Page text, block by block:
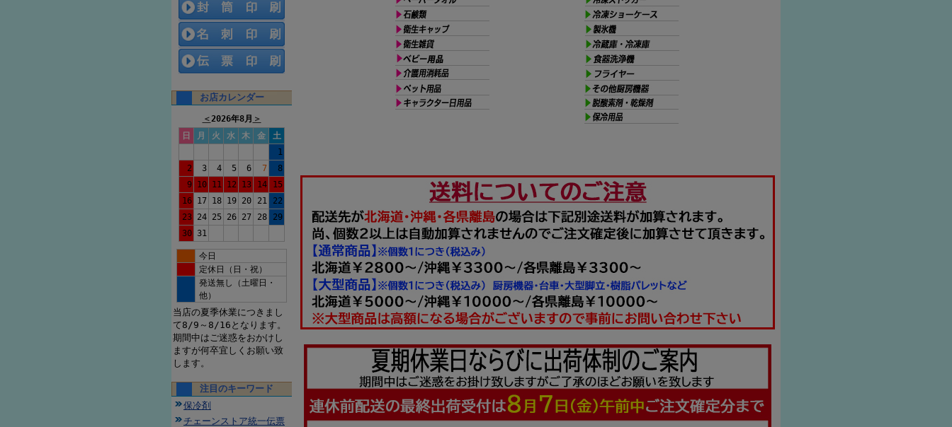
お店カレンダー
＜2026年8月 ＞
日
月 火 水 木 金
土
1
2
3 4 5 6 7
8
9 10 11 12 13 14
15
16 17 18 19 20 21
22
23 24 25 26 27 28
29
30 31
今日
定休日（日・祝）
発送無し（土曜日・
他）
当店の夏季休業につきまし
て8/9～8/16となります。
期間中はご迷惑をおかけし
ますが何卒宜しくお願い致
します。
注目のキーワード
保冷剤
チェーンストア統一伝票